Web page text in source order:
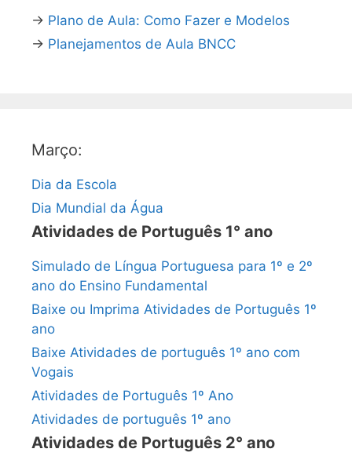
→ Plano de Aula: Como Fazer e Modelos
→ Planejamentos de Aula BNCC
Março:
Dia da Escola
Dia Mundial da Água
Atividades de Português 1° ano
Simulado de Língua Portuguesa para 1º e 2º
ano do Ensino Fundamental
Baixe ou Imprima Atividades de Português 1º
ano
Baixe Atividades de português 1º ano com
Vogais
Atividades de Português 1º Ano
Atividades de português 1º ano
Atividades de Português 2° ano